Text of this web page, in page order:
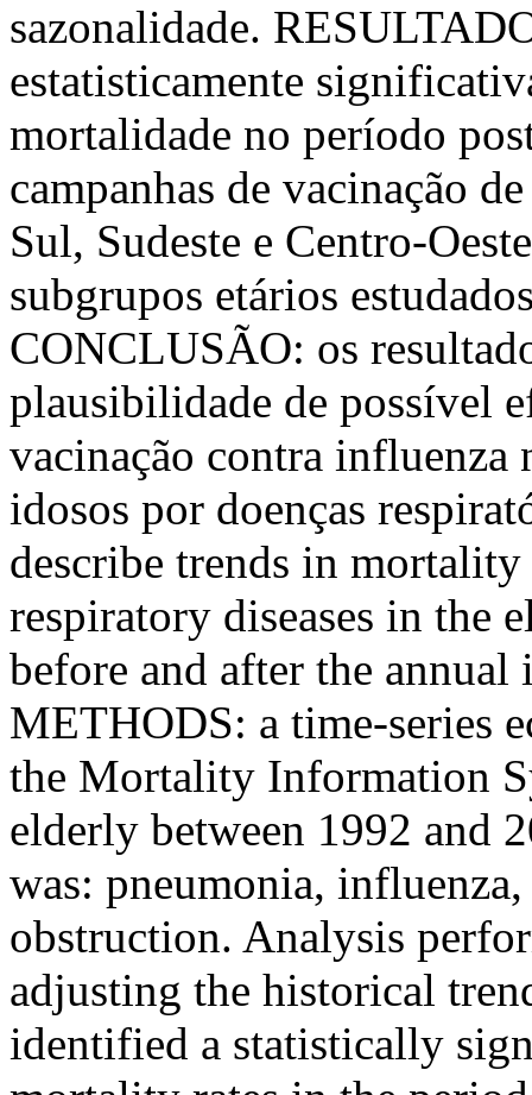
sazonalidade.
estatisticamente
mortalidade no período
campanhas de vacinação
Sul, Sudeste e Centro-
subgrupos etários
CONCLUSÃO: os
plausibilidade de possível
vacinação contra influenza
idosos por doenças
describe trends in
respiratory diseases in the
before and after the
METHODS: a time-series
the Mortality Information
elderly between 1992 and
was: pneumonia,
obstruction. Analysis
adjusting the historical
identified a statistically